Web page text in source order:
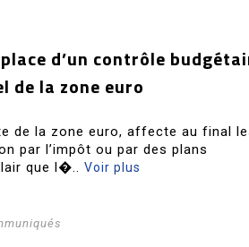
d’un contrôle
de la zone euro
de la zone euro, affecte au final
par l’impôt ou par des plans
que l�.. Voir plus